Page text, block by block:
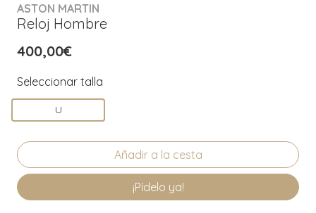
ASTON MARTIN
Reloj Hombre
400,00€
Seleccionar talla
U
¡Pídelo ya!